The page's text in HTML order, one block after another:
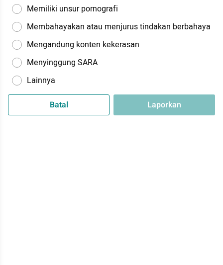
Memiliki unsur pornografi
Membahayakan atau menjurus tindakan berbahaya
Mengandung konten kekerasan
Menyinggung SARA
Lainnya
Batal Laporkan